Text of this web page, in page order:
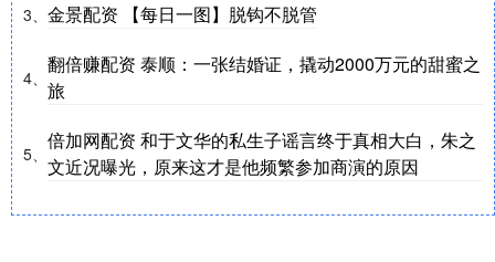
3、 金景配资 【每日一图】脱钩不脱管
4、
翻倍赚配资 泰顺：一张结婚证，撬动2000万元的甜蜜之
旅
5、
倍加网配资 和于文华的私生子谣言终于真相大白，朱之
文近况曝光，原来这才是他频繁参加商演的原因